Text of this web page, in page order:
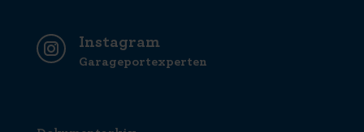
Instagram
Garageportexperten